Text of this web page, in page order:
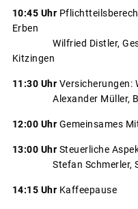
10:45 Uhr
Erben
Wilfried Distler,
Kitzingen
11:30 Uhr Versicherungen:
Alexander Müller, BBV
12:00 Uhr Gemeinsames
13:00 Uhr Steuerliche
Stefan Schmerler,
14:15 Uhr Kaffeepause